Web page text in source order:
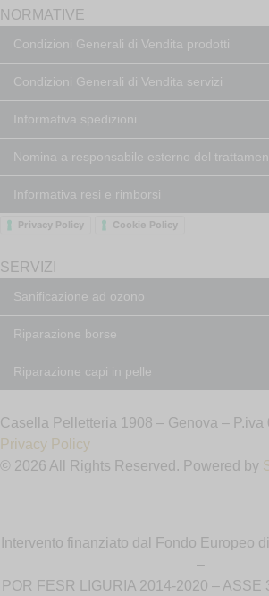
NORMATIVE
Condizioni Generali di Vendita prodotti
Condizioni Generali di Vendita servizi
Informativa spedizioni
Nomina a responsabile esterno del
Informativa resi e rimborsi
Privacy Policy Cookie Policy
SERVIZI
Sanificazione ad ozono
Riparazione borse
Riparazione capi in pelle
Casella Pelletteria 1908 – Genova – P.iva
Privacy Policy
© 2026 All Rights Reserved. Powered by
Intervento finanziato dal Fondo Europeo
–
POR FESR LIGURIA 2014-2020 – ASSE